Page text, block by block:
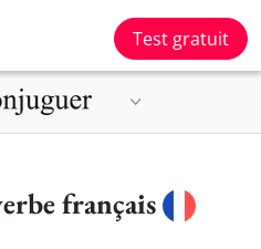
Test gratuit
français